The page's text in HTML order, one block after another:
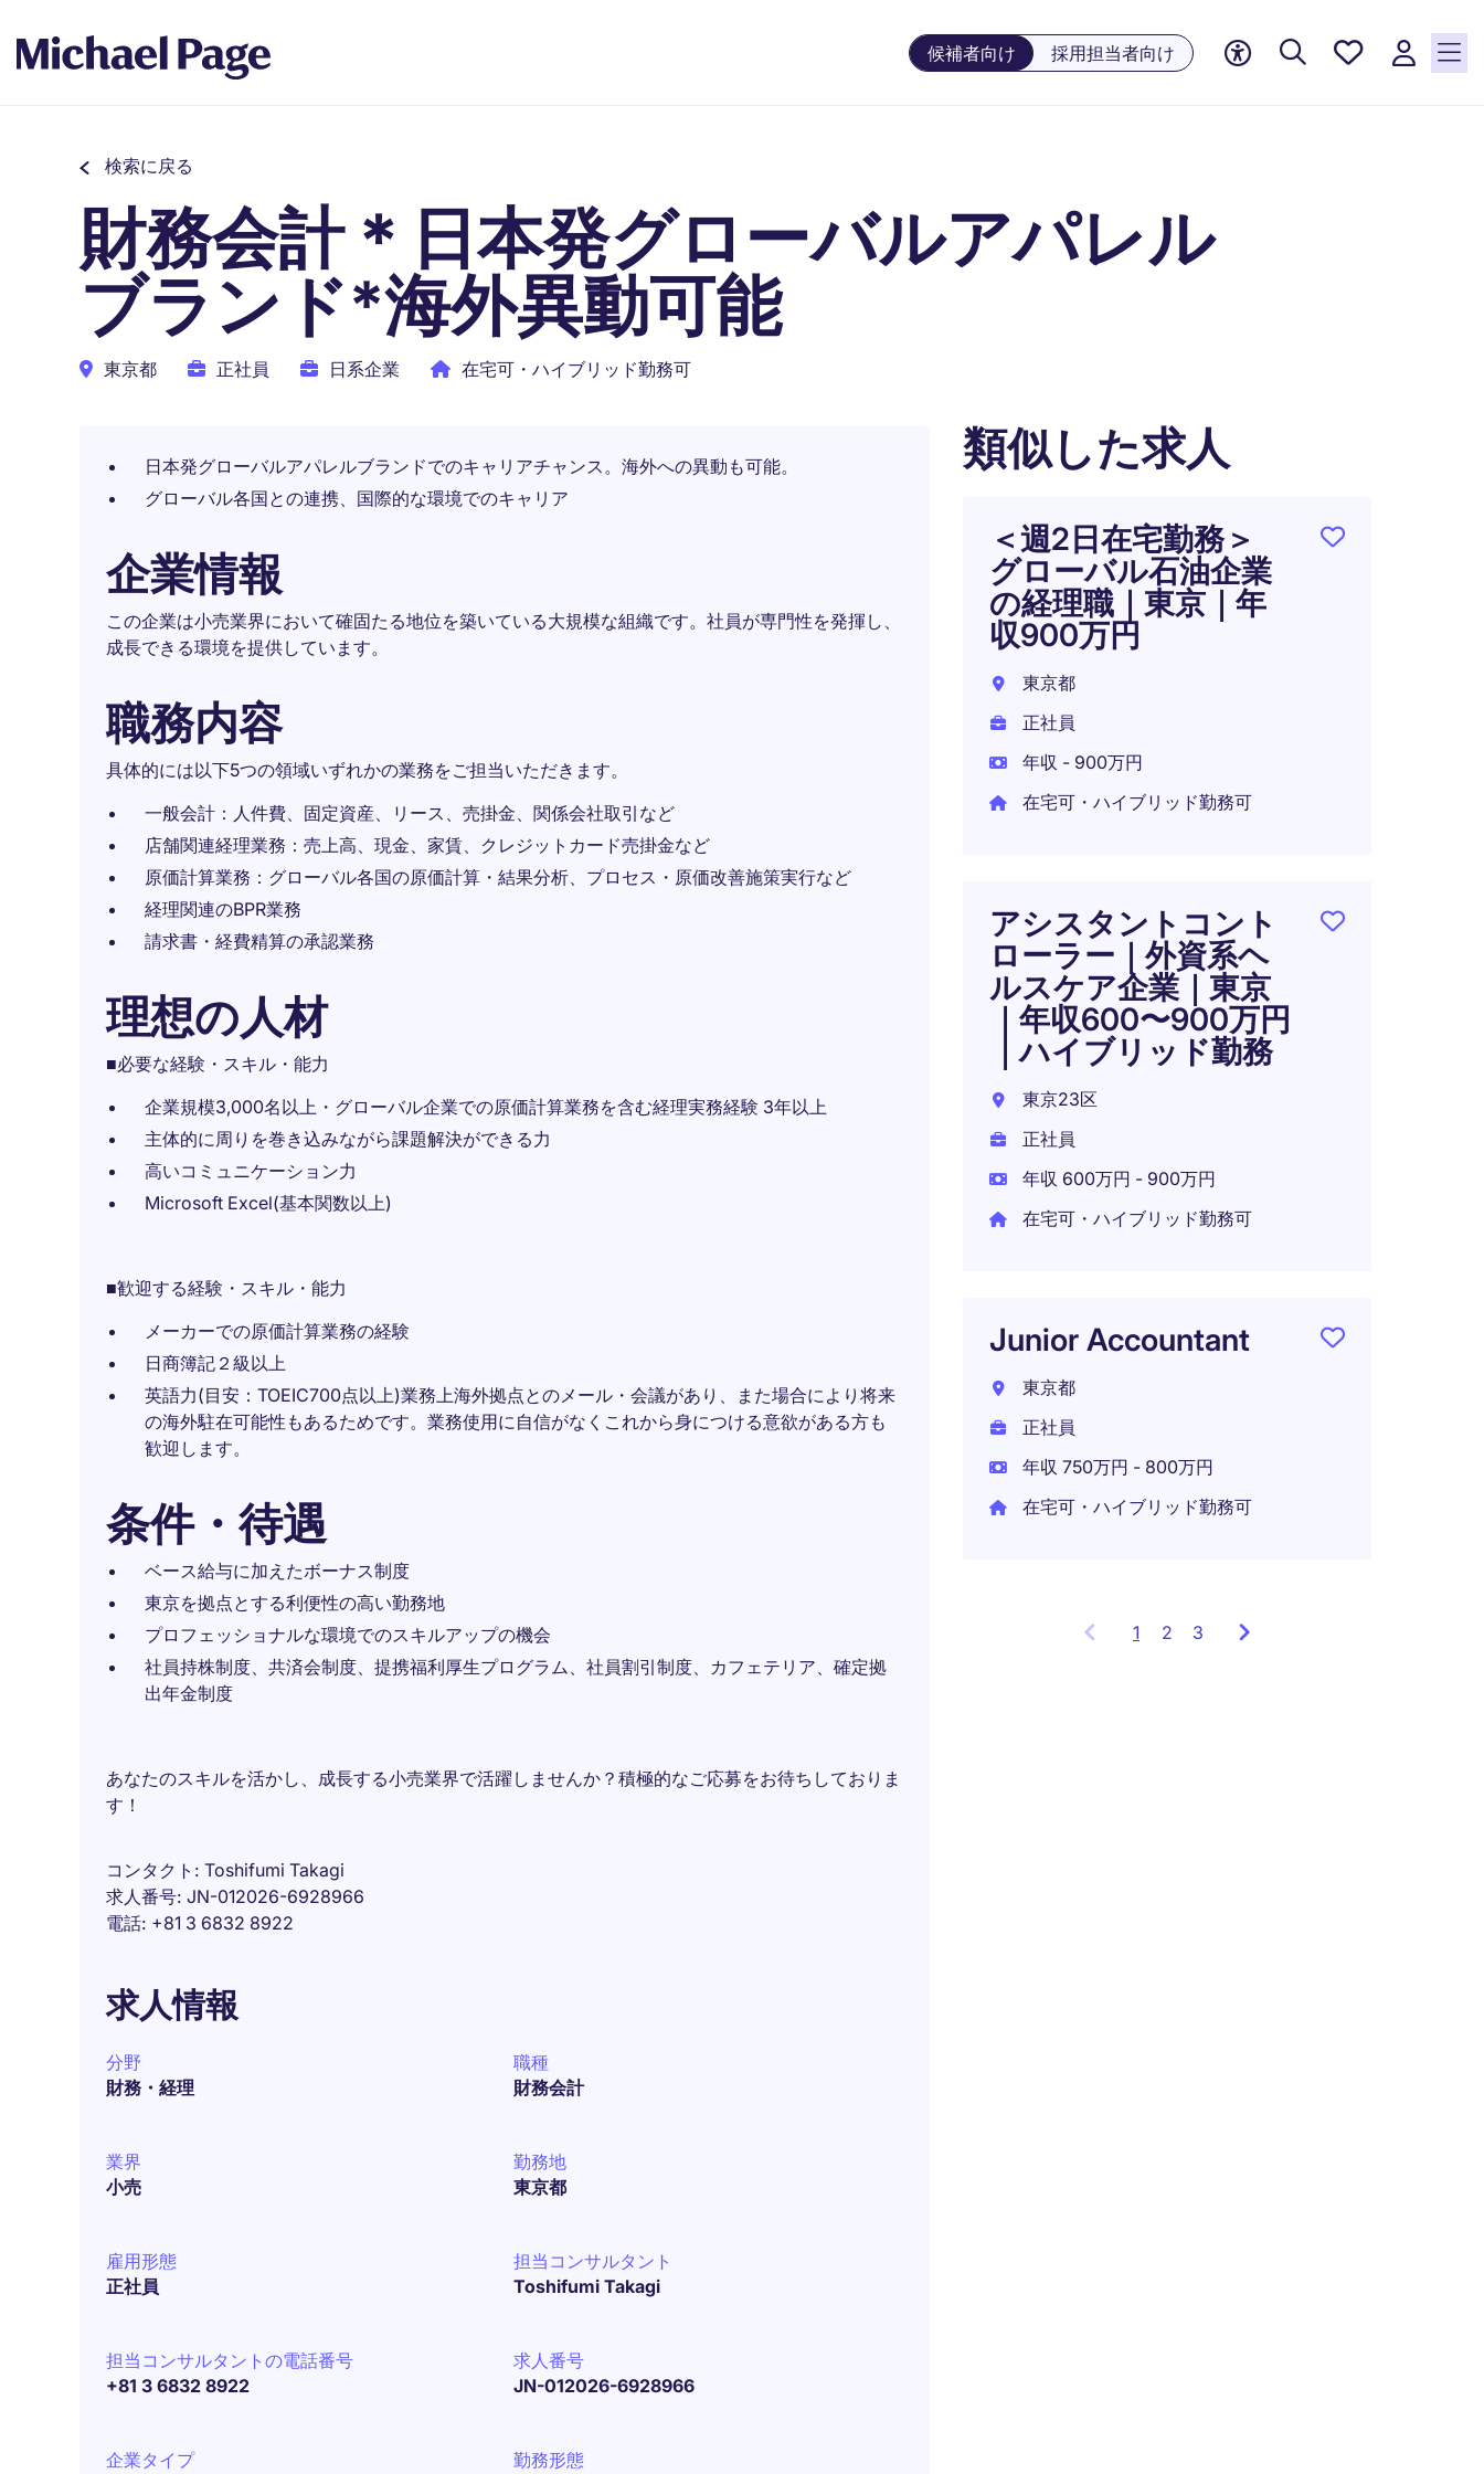
候補者向け 採用担当者向け
お気に
検索に戻る
財務会計＊日本発グローバルアパレル
ブランド*海外異動可能
東京都 正社員 日系企業 在宅可・ハイブリッド勤務可
日本発グローバルアパレルブランドでのキャリアチャンス。海外への異動も可能。
グローバル各国との連携、国際的な環境でのキャリア
企業情報
この企業は小売業界において確固たる地位を築いている大規模な組織です。社員が専門性を発揮し、
成長できる環境を提供しています。
職務内容
具体的には以下5つの領域いずれかの業務をご担当いただきます。
一般会計：人件費、固定資産、リース、売掛金、関係会社取引など
店舗関連経理業務：売上高、現金、家賃、クレジットカード売掛金など
原価計算業務：グローバル各国の原価計算・結果分析、プロセス・原価改善施策実行など
経理関連のBPR業務
請求書・経費精算の承認業務
理想の人材
■必要な経験・スキル・能力
企業規模3,000名以上・グローバル企業での原価計算業務を含む経理実務経験 3年以上
主体的に周りを巻き込みながら課題解決ができる力
高いコミュニケーション力
Microsoft Excel(基本関数以上)
■歓迎する経験・スキル・能力
メーカーでの原価計算業務の経験
日商簿記２級以上
英語力(目安：TOEIC700点以上)業務上海外拠点とのメール・会議があり、また場合により将来
の海外駐在可能性もあるためです。業務使用に自信がなくこれから身につける意欲がある方も
歓迎します。
条件・待遇
ベース給与に加えたボーナス制度
東京を拠点とする利便性の高い勤務地
プロフェッショナルな環境でのスキルアップの機会
社員持株制度、共済会制度、提携福利厚生プログラム、社員割引制度、カフェテリア、確定拠
出年金制度
あなたのスキルを活かし、成長する小売業界で活躍しませんか？積極的なご応募をお待ちしておりま
す！
コンタクト
Toshifumi Takagi
求人番号 JN-012026-6928966
電話 +81 3 6832 8922
求人情報
分野
財務・経理
職種
財務会計
業界
小売
勤務地
東京都
雇用形態
正社員
担当コンサルタント
Toshifumi Takagi
担当コンサルタントの電話番号
+81 3 6832 8922
求人番号
JN-012026-6928966
企業タイプ 勤務形態
類似した求人
＜週2日在宅勤務＞
グローバル石油企業
の経理職｜東京｜年
収900万円
東京都
正社員
年収 - 900万円
在宅可・ハイブリッド勤務可
アシスタントコント
ローラー｜外資系ヘ
ルスケア企業｜東京
｜年収600〜900万円
｜ハイブリッド勤務
東京23区
正社員
年収 600万円 - 900万円
在宅可・ハイブリッド勤務可
Junior Accountant
東京都
正社員
年収 750万円 - 800万円
在宅可・ハイブリッド勤務可
1 Showing
2 3